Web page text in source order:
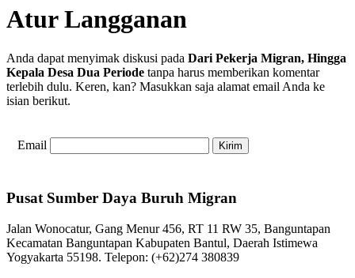
Atur Langganan
Anda dapat menyimak diskusi pada Dari Pekerja Migran, Hingga
Kepala Desa Dua Periode tanpa harus memberikan komentar
terlebih dulu. Keren, kan? Masukkan saja alamat email Anda ke
isian berikut.
Email
Pusat Sumber Daya Buruh Migran
Jalan Wonocatur, Gang Menur 456, RT 11 RW 35, Banguntapan
Kecamatan Banguntapan Kabupaten Bantul, Daerah Istimewa
Yogyakarta 55198. Telepon: (+62)274 380839